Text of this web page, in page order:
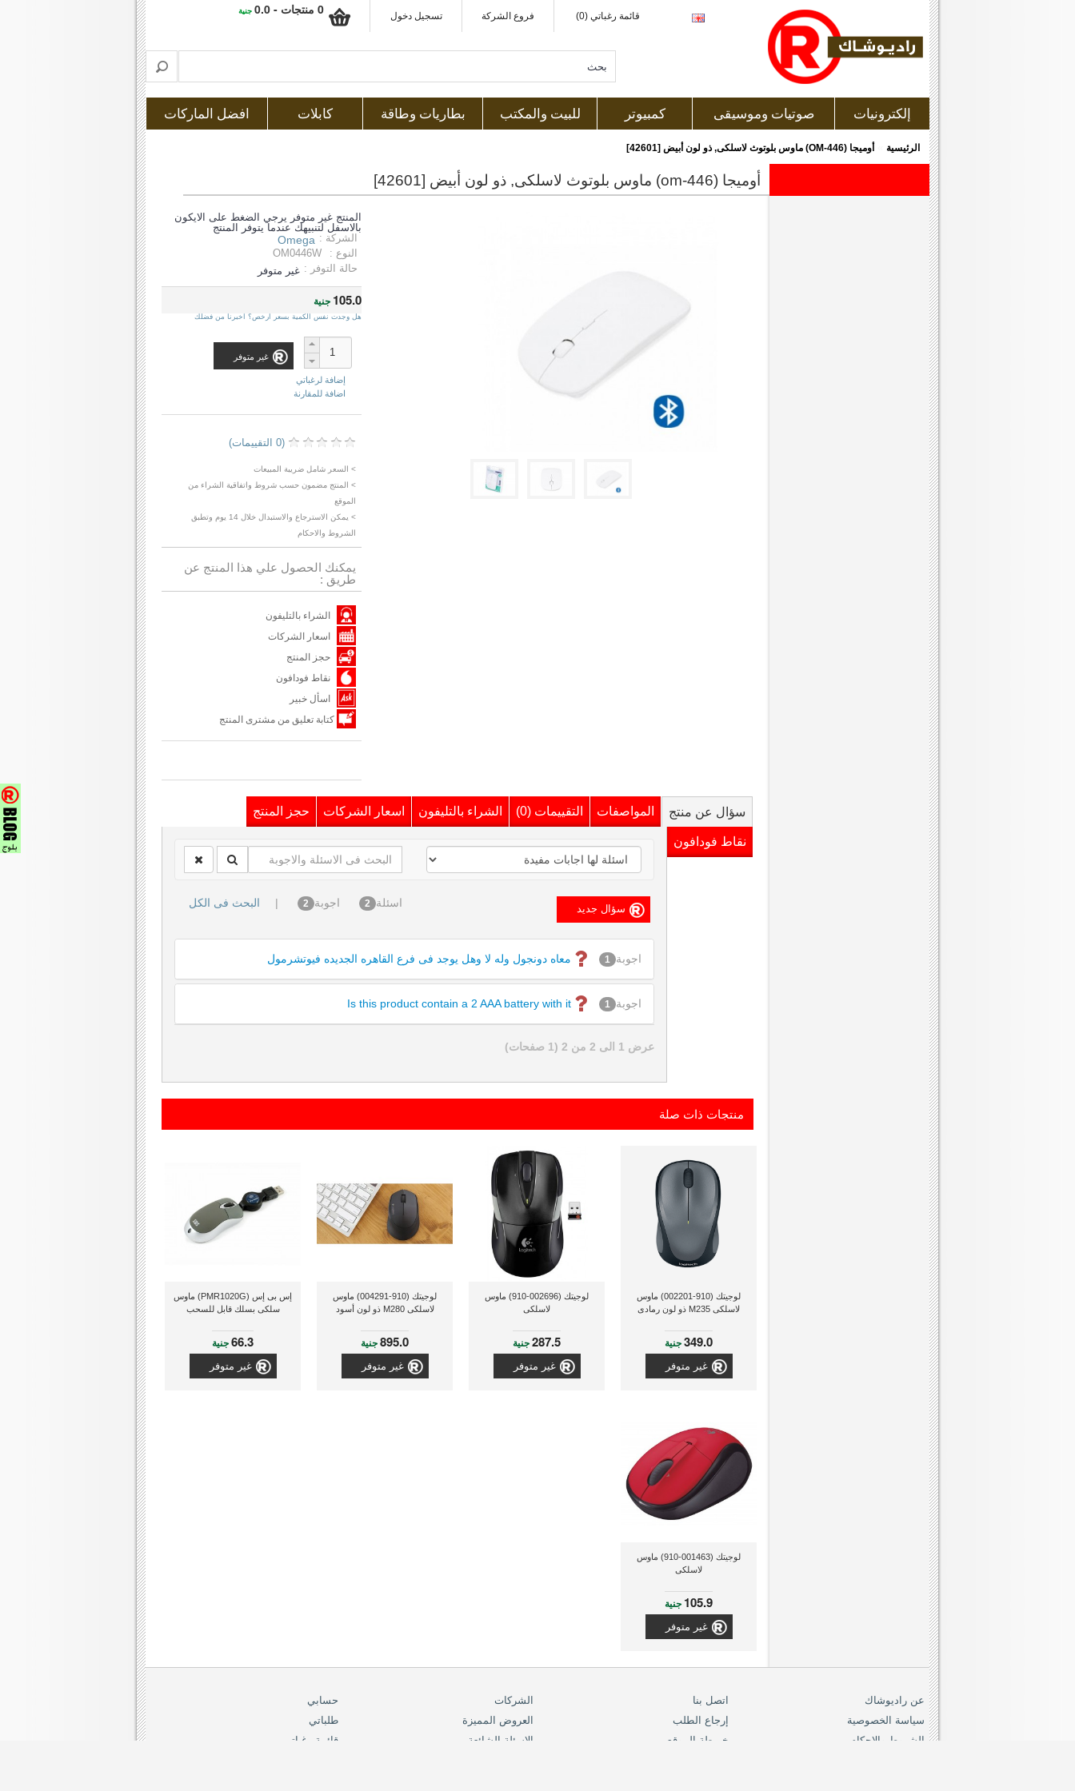
قائمة رغباتي (0) فروع الشركة تسجيل دخول 0 منتجات - 0.0 جنية
إلكترونيات صوتيات وموسيقى كمبيوتر للبيت والمكتب بطاريات وطاقة كابلات افضل الماركات
الرئيسية » أوميجا (OM-446) ماوس بلوتوث لاسلكى, ذو لون أبيض [42601]
أوميجا (om-446) ماوس بلوتوث لاسلكى, ذو لون أبيض [42601]
المنتج غير متوفر يرجي الضغط على الايكون
بالاسفل لتنبيهك عندما يتوفر المنتج
الشركة : Omega
النوع :
OM0446W
حالة التوفر : غير متوفر
105.0 جنية
هل وجدت نفس الكمية بسعر ارخص؟ اخبرنا من فضلك
غير متوفر
إضافة لرغباتي
اضافة للمقارنة
(0 التقييمات)
> السعر شامل ضريبة المبيعات
> المنتج مضمون حسب شروط واتفاقية الشراء من
الموقع
> يمكن الاسترجاع والاستبدال خلال 14 يوم وتطبق
الشروط والاحكام
يمكنك الحصول علي هذا المنتج عن
طريق :
الشراء بالتليفون
اسعار الشركات
حجز المنتج
نقاط فودافون
اسأل خبير
كتابة تعليق من مشترى المنتج
سؤال عن منتج المواصفات التقييمات (0) الشراء بالتليفون اسعار الشركات حجز المنتج
نقاط فودافون
اسئلة 2 اجوبة 2
| البحث فى الكل
معاه دونجول وله لا وهل يوجد فى فرع القاهره الجديده فيوتشرمول اجوبة 1
Is this product contain a 2 AAA battery with it اجوبة 1
عرض 1 الى 2 من 2 (1 صفحات)
منتجات ذات صلة
لوجيتك (910-002201) ماوس
لاسلكى M235 ذو لون رمادى
349.0جنية
غير متوفر
لوجيتك (002696-910) ماوس
لاسلكى
287.5جنية
غير متوفر
لوجيتك (910-004291) ماوس
لاسلكى M280 ذو لون أسود
895.0جنية
غير متوفر
إس بى إس (PMR1020G) ماوس
سلكى بسلك قابل للسحب
66.3جنية
غير متوفر
لوجيتك (001463-910) ماوس
لاسلكى
105.9 جنية
غير متوفر
عن راديوشاك
سياسة الخصوصية
الشروط والاحكام
اتصل بنا
إرجاع الطلب
خريطة الموقع
الشركات
العروض المميزة
الاسئلة الشائعة
حسابي
طلباتي
قائمة رغباتي